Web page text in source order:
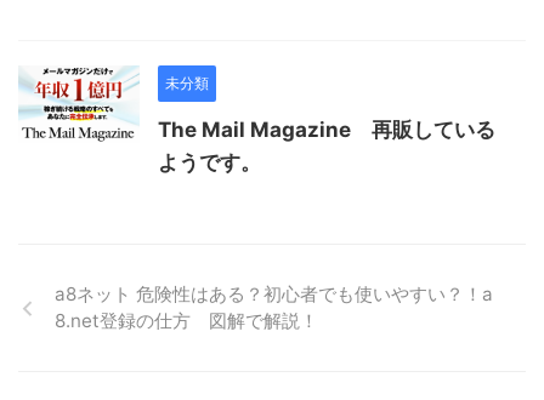
未分類
The Mail Magazine 再販している
ようです。
a8ネット 危険性はある？初心者でも使いやすい？！a
8.net登録の仕方 図解で解説！